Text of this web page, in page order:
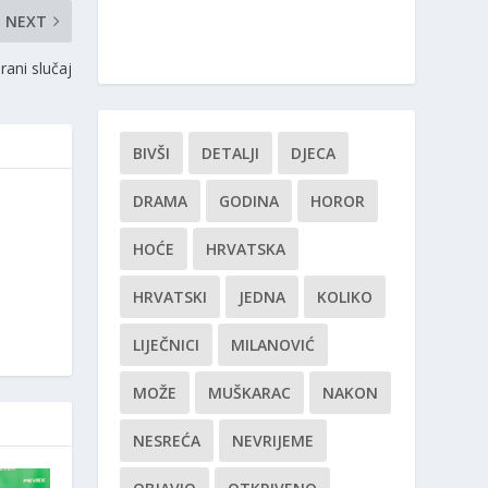
NEXT
slučaj
BIVŠI DETALJI DJECA
DRAMA GODINA HOROR
HOĆE HRVATSKA
HRVATSKI JEDNA KOLIKO
LIJEČNICI MILANOVIĆ
MOŽE MUŠKARAC NAKON
NESREĆA NEVRIJEME